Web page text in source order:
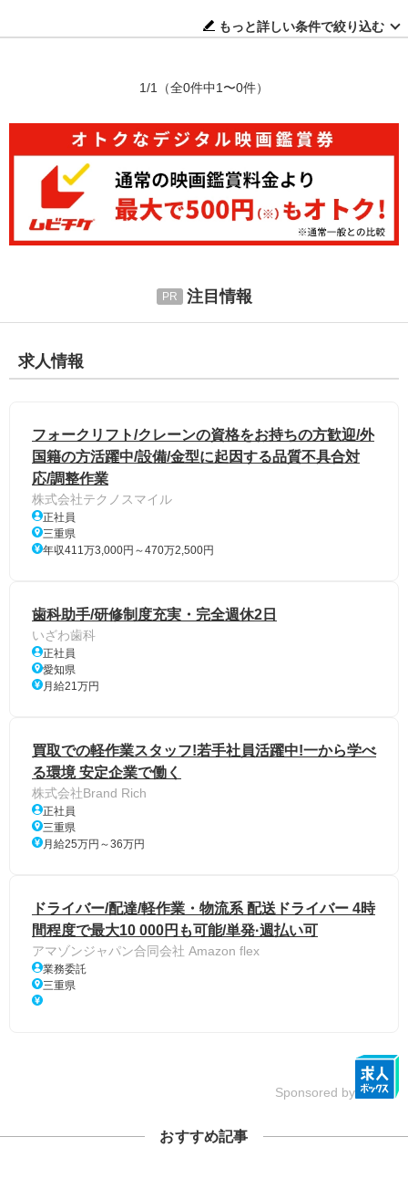
もっと詳しい条件で絞り込む
1/1 （全0件中1〜0件）
注目情報
求人情報
フォークリフト/クレーンの資格をお持ちの方歓迎/外
国籍の方活躍中/設備/金型に起因する品質不具合対
応/調整作業
株式会社テクノスマイル
正社員
三重県
年収411万3,000円～470万2,500円
歯科助手/研修制度充実・完全週休2日
いざわ歯科
正社員
愛知県
月給21万円
買取での軽作業スタッフ!若手社員活躍中!一から学べ
る環境 安定企業で働く
株式会社Brand Rich
正社員
三重県
月給25万円～36万円
ドライバー/配達/軽作業・物流系 配送ドライバー 4時
間程度で最大10 000円も可能/単発·週払い可
アマゾンジャパン合同会社 Amazon flex
業務委託
三重県
Sponsored by
おすすめ記事